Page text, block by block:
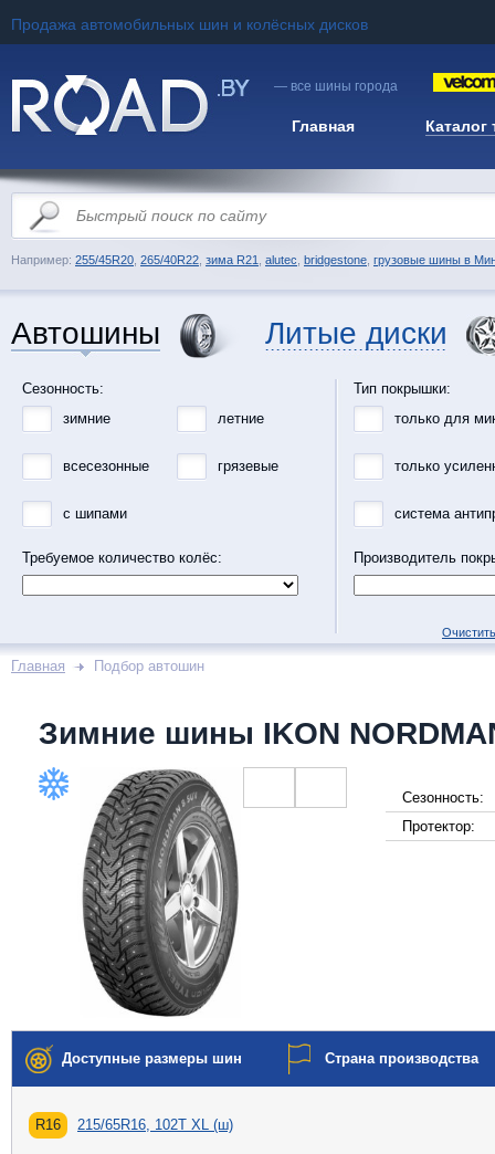
Продажа автомобильных шин и колёсных дисков
— все шины города
Главная Каталог
Например: 255/45R20 265/40R22 зима R21 alutec bridgestone грузовые шины в
Автошины Литые диски
Сезонность:
зимние
летние
всесезонные грязевые
с шипами
Требуемое количество колёс:
Тип покрышки:
только для
только
система
Производитель
Главная Подбор автошин
Зимние шины IKON
Сезонность:
Протектор:
Доступные размеры шин Страна производства
R16 215/65R16, 102T XL (ш)